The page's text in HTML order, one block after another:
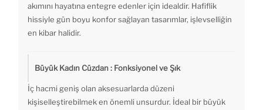
akımını hayatına entegre edenler için idealdir. Hafiflik
hissiyle gün boyu konfor sağlayan tasarımlar, işlevselliğin
en kibar halidir.
Büyük Kadın Cüzdan : Fonksiyonel ve Şık
İç hacmi geniş olan aksesuarlarda düzeni
kişiselleştirebilmek en önemli unsurdur. İdeal bir büyük